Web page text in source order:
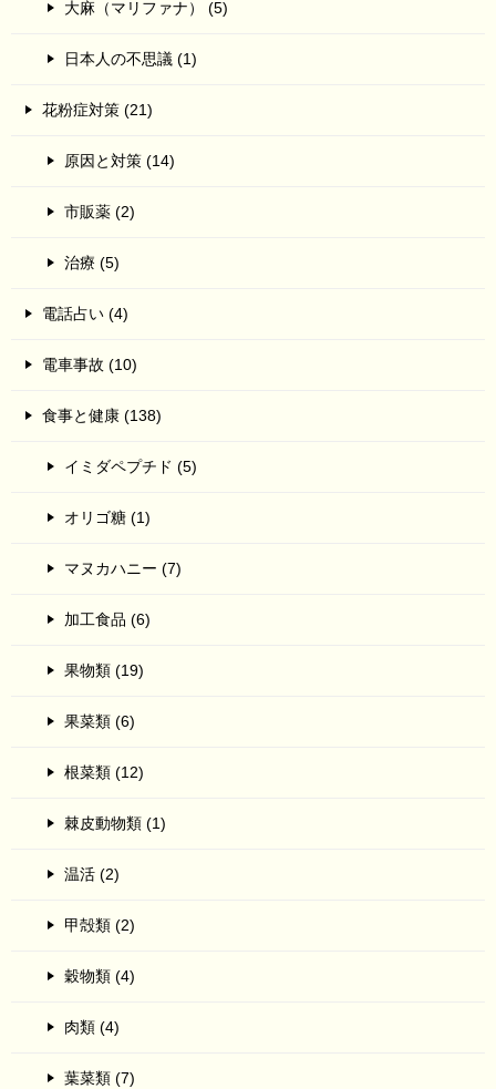
大麻（マリファナ） (5)
日本人の不思議 (1)
花粉症対策 (21)
原因と対策 (14)
市販薬 (2)
治療 (5)
電話占い (4)
電車事故 (10)
食事と健康 (138)
イミダペプチド (5)
オリゴ糖 (1)
マヌカハニー (7)
加工食品 (6)
果物類 (19)
果菜類 (6)
根菜類 (12)
棘皮動物類 (1)
温活 (2)
甲殻類 (2)
穀物類 (4)
肉類 (4)
葉菜類 (7)